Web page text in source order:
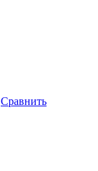
Сравнить